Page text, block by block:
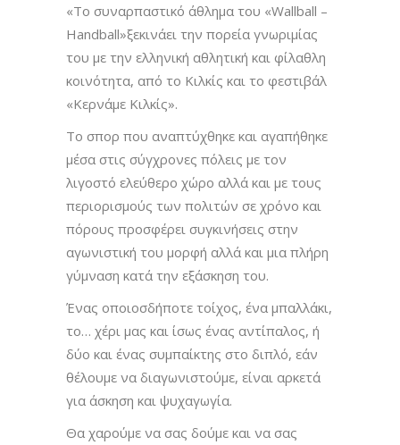
«Το συναρπαστικό άθλημα του «Wallball –
Handball»ξεκινάει την πορεία γνωριμίας
του με την ελληνική αθλητική και φίλαθλη
κοινότητα, από το Κιλκίς και το φεστιβάλ
«Κερνάμε Κιλκίς».
Το σπορ που αναπτύχθηκε και αγαπήθηκε
μέσα στις σύγχρονες πόλεις με τον
λιγοστό ελεύθερο χώρο αλλά και με τους
περιορισμούς των πολιτών σε χρόνο και
πόρους προσφέρει συγκινήσεις στην
αγωνιστική του μορφή αλλά και μια πλήρη
γύμναση κατά την εξάσκηση του.
Ένας οποιοσδήποτε τοίχος, ένα μπαλλάκι,
το… χέρι μας και ίσως ένας αντίπαλος, ή
δύο και ένας συμπαίκτης στο διπλό, εάν
θέλουμε να διαγωνιστούμε, είναι αρκετά
για άσκηση και ψυχαγωγία.
Θα χαρούμε να σας δούμε και να σας